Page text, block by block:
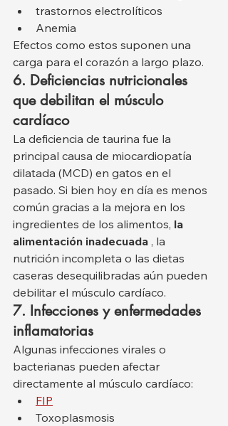
trastornos electrolíticos
Anemia
Efectos como estos suponen una
carga para el corazón a largo plazo.
6. Deficiencias nutricionales
que debilitan el músculo
cardíaco
La deficiencia de taurina fue la
principal causa de miocardiopatía
dilatada (MCD) en gatos en el
pasado. Si bien hoy en día es menos
común gracias a la mejora en los
ingredientes de los alimentos, la
alimentación inadecuada , la
nutrición incompleta o las dietas
caseras desequilibradas aún pueden
debilitar el músculo cardíaco.
7. Infecciones y enfermedades
inflamatorias
Algunas infecciones virales o
bacterianas pueden afectar
directamente al músculo cardíaco:
FIP
Toxoplasmosis